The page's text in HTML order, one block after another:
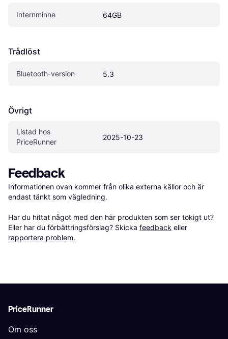
Internminne 64GB
Trådlöst
Bluetooth-version 5.3
Övrigt
Listad hos
PriceRunner
2025-10-23
Feedback
Informationen ovan kommer från olika externa källor och är
endast tänkt som vägledning.
Har du hittat något med den här produkten som ser tokigt ut?
Eller har du förbättringsförslag? Skicka feedback eller
rapportera problem.
PriceRunner
Om oss